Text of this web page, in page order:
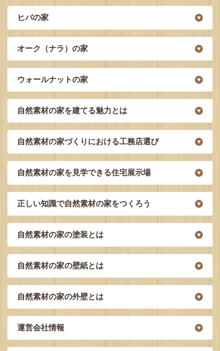
ヒバの家
オーク（ナラ）の家
ウォールナットの家
自然素材の家を建てる魅力とは
自然素材の家づくりにおける工務店選び
自然素材の家を見学できる住宅展示場
正しい知識で自然素材の家をつくろう
自然素材の家の塗装とは
自然素材の家の壁紙とは
自然素材の家の外壁とは
運営会社情報